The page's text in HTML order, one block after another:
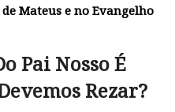
Mateus e no Evangelho
Pai Nosso É
Rezar?